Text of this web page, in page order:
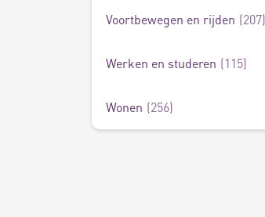
Voortbewegen en rijden 207
Werken en studeren 115
Wonen 256